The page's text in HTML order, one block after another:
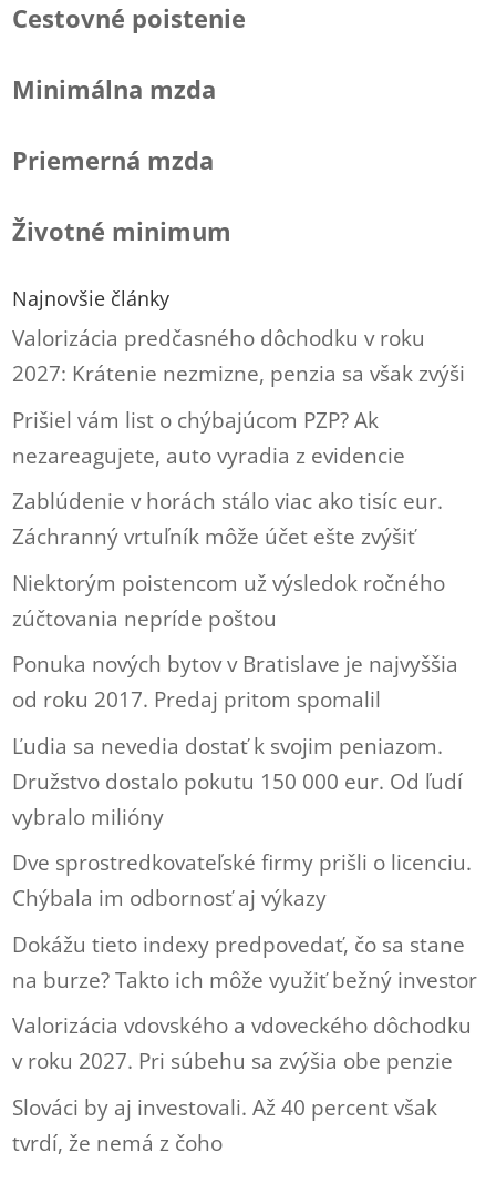
Cestovné poistenie
Minimálna mzda
Priemerná mzda
Životné minimum
Najnovšie články
Valorizácia predčasného dôchodku v roku
2027: Krátenie nezmizne, penzia sa však zvýši
Prišiel vám list o chýbajúcom PZP? Ak
nezareagujete, auto vyradia z evidencie
Zablúdenie v horách stálo viac ako tisíc eur.
Záchranný vrtuľník môže účet ešte zvýšiť
Niektorým poistencom už výsledok ročného
zúčtovania nepríde poštou
Ponuka nových bytov v Bratislave je najvyššia
od roku 2017. Predaj pritom spomalil
Ľudia sa nevedia dostať k svojim peniazom.
Družstvo dostalo pokutu 150 000 eur. Od ľudí
vybralo milióny
Dve sprostredkovateľské firmy prišli o licenciu.
Chýbala im odbornosť aj výkazy
Dokážu tieto indexy predpovedať, čo sa stane
na burze? Takto ich môže využiť bežný investor
Valorizácia vdovského a vdoveckého dôchodku
v roku 2027. Pri súbehu sa zvýšia obe penzie
Slováci by aj investovali. Až 40 percent však
tvrdí, že nemá z čoho